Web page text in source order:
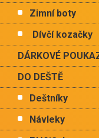
Zimní boty
Dívčí kozačky
DÁRKOVÉ
DO DEŠTĚ
Deštníky
Návleky